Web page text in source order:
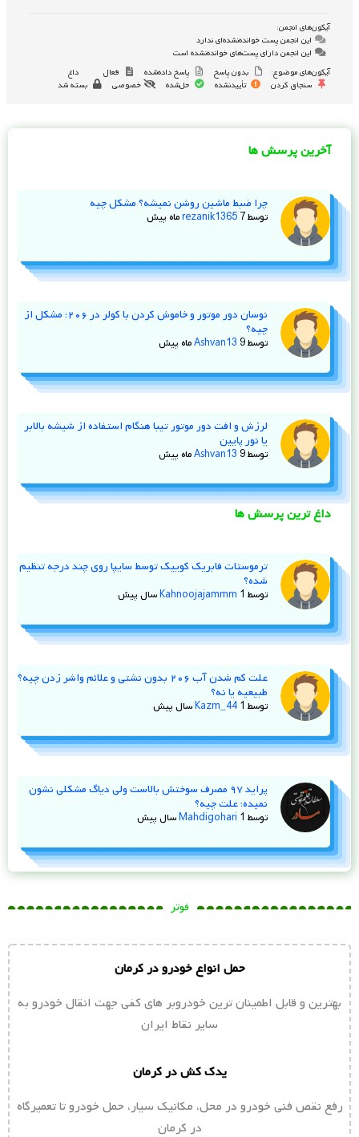
آیکون‌های انجمن:
این انجمن پست خوانده‌نشده‌ای ندارد
این انجمن دارای پست‌های خوانده‌نشده است
آیکون‌های موضوع:
بدون پاسخ پاسخ داده‌شده فعال
داغ
سنجاق کردن
تأییدنشده حل‌شده خصوصی بسته شد
آخرین پرسش ها
چرا ضبط ماشین روشن نمیشه؟ مشکل چیه
توسط rezanik1365 7 ماه پیش
نوسان دور موتور و خاموش کردن با کولر در ۲۰۶؛ مشکل از
چیه؟
توسط Ashvan13 9 ماه پیش
لرزش و افت دور موتور تیبا هنگام استفاده از شیشه‌ بالابر
یا نور پایین
توسط Ashvan13 9 ماه پیش
داغ ترین پرسش ها
ترموستات فابریک کوییک توسط سایپا روی چند درجه تنظیم
شده؟
توسط Kahnoojajammm 1 سال پیش
علت کم شدن آب ۲۰۶ بدون نشتی و علائم واشر زدن چیه؟
طبیعیه یا نه؟
توسط Kazm_44 1 سال پیش
پراید ۹۷ مصرف سوختش بالاست ولی دیاگ مشکلی نشون
نمیده؛ علت چیه؟
توسط Mahdigohari 1 سال پیش
فوتر
حمل انواع خودرو در کرمان
بهترین و قابل اطمینان ترین خودروبر های کفی جهت انقال خودرو به
سایر نقاط ایران
یدک کش در کرمان
رفع نقص فنی خودرو در محل، مکانیک سیار، حمل خودرو تا تعمیرگاه
در کرمان